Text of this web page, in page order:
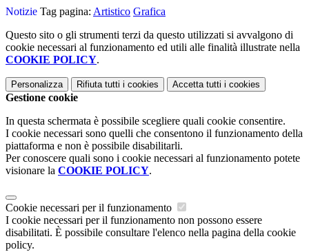
Notizie Tag pagina: Artistico Grafica
Questo sito o gli strumenti terzi da questo utilizzati si avvalgono di
cookie necessari al funzionamento ed utili alle finalità illustrate nella
COOKIE POLICY.
Personalizza Rifiuta tutti i cookies Accetta tutti i cookies
Gestione cookie
In questa schermata è possibile scegliere quali cookie consentire.
I cookie necessari sono quelli che consentono il funzionamento della
piattaforma e non è possibile disabilitarli.
Per conoscere quali sono i cookie necessari al funzionamento potete
visionare la COOKIE POLICY.
Cookie necessari per il funzionamento
I cookie necessari per il funzionamento non possono essere
disabilitati. È possibile consultare l'elenco nella pagina della cookie
policy.